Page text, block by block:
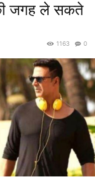
जगह ले सकते
0
1163